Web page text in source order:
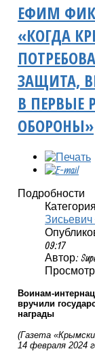
ЕФИМ
«КОГДА
ЗАЩИТА,
В ПЕРВЫЕ
ОБОРОНЫ»
Подробности
09:17
Автор:
Воинам-
вручили
награды
(Газета
14 февраля 2024